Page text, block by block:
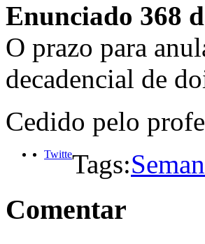
Enunciado 368
O prazo para
decadencial de
Cedido pelo
TwitteTags:
Comentar